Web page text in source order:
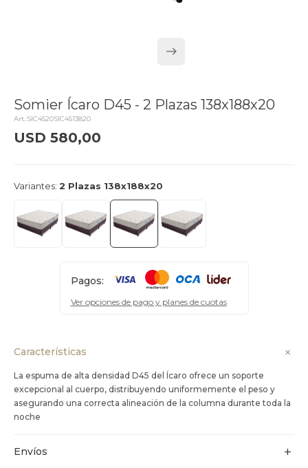
Somier Ícaro D45 - 2 Plazas 138x188x20
SIC4520SIC4513820
USD 580,00
Variantes: 2 Plazas 138x188x20
Pagos:
Ver opciones de pago y planes de cuotas
Características
La espuma de alta densidad D45 del Ícaro ofrece un soporte
excepcional al cuerpo, distribuyendo uniformemente el peso y
asegurando una correcta alineación de la columna durante toda la
noche
Envíos